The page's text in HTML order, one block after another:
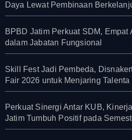
Daya Lewat Pembinaan
BPBD Jatim Perkuat SDM,
dalam Jabatan Fungsional
Skill Fest Jadi Pembeda,
Fair 2026 untuk Menjaring Talenta
Perkuat Sinergi Antar KUB,
Jatim Tumbuh Positif pada